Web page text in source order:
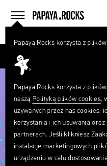
menu
home
Papaya.Rocks korzysta z
Papaya.Rocks korzysta z
naszą Polityką plików cookies,
używanych przez nas cookies,
korzystania i ich usuwania oraz
partnerach. Jeśli klikniesz
instalację marketingowych
urządzeniu w celu
Czego
szukasz?